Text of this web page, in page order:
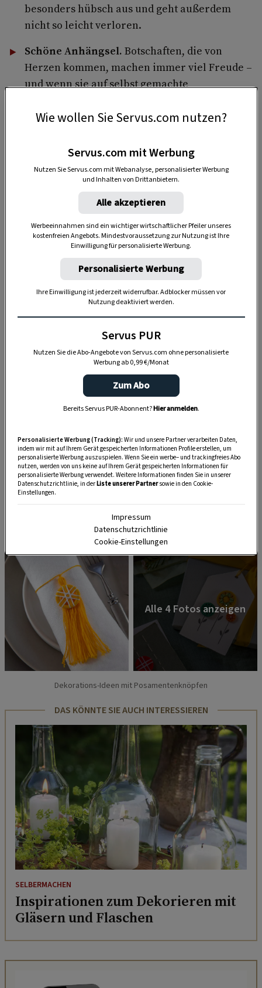
besonders hübsch aus und geht außerdem
nicht so leicht verloren.
Schöne Anhängsel. Botschaften, die von
Herzen kommen, machen immer viel Freude –
und wenn sie auf selbst gemachte
Grußkartengeschrieben werden, umso mehr.
Anzeige
Dekorations-Ideen mit Posamentenknöpfen
DAS KÖNNTE SIE AUCH INTERESSIEREN
SELBERMACHEN
Inspirationen zum Dekorieren mit
Gläsern und Flaschen
Wie wollen Sie Servus.com nutzen?
Servus.com mit Werbung
Nutzen Sie Servus.com mit Webanalyse, personalisierter Werbung
und Inhalten von Drittanbietern.
Alle akzeptieren
Werbeeinnahmen sind ein wichtiger wirtschaftlicher Pfeiler unseres
kostenfreien Angebots. Mindestvoraussetzung zur Nutzung ist Ihre
Einwilligung für personalisierte Werbung.
Personalisierte Werbung
Ihre Einwilligung ist jederzeit widerrufbar. Adblocker müssen vor
Nutzung deaktiviert werden.
Servus PUR
Nutzen Sie die Abo-Angebote von Servus.com ohne personalisierte
Werbung ab 0,99 €/Monat
Zum Abo
Bereits Servus PUR-Abonnent?Hier anmelden.
Personalisierte Werbung (Tracking): Wir und unsere Partner verarbeiten Daten,
indem wir mit auf Ihrem Gerät gespeicherten Informationen Profile erstellen, um
personalisierte Werbung auszuspielen. Wenn Sie ein werbe– und trackingfreies Abo
nutzen, werden von uns keine auf Ihrem Gerät gespeicherten Informationen für
personalisierte Werbung verwendet. Weitere Informationen finden Sie in unserer
Datenschutzrichtlinie, in derListe unserer Partnersowie in den Cookie-
Einstellungen.
Impressum
Datenschutzrichtlinie
Cookie-Einstellungen